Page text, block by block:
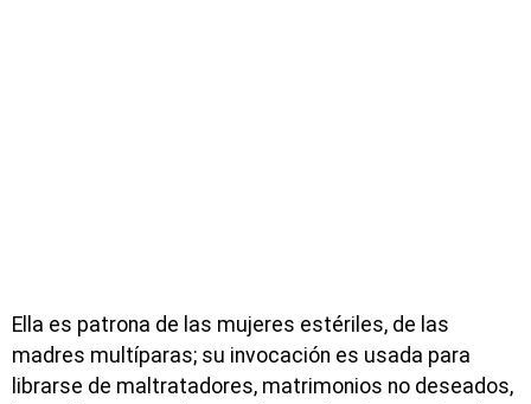
Ella es patrona de las mujeres estériles, de las
madres multíparas; su invocación es usada para
librarse de maltratadores, matrimonios no deseados,